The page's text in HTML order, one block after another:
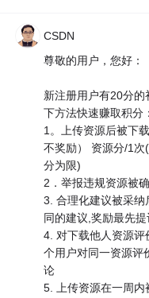
CSDN
尊敬的用户，您好：
新注册用户有20分
下方法快速赚取积分：
1。上传资源后被下
不奖励） 资源分/1
分为限)
2．举报违规资源被
3. 合理化建议被采
同的建议,奖励最先提
4. 对下载他人资源
个用户对同一资源评
论
5. 上传资源在一周内